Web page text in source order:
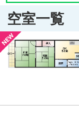
空室一覧